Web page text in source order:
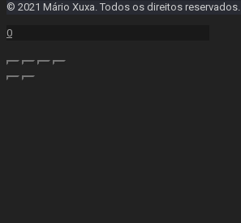
© 2021 Mário Xuxa. Todos os direitos reservados.
0